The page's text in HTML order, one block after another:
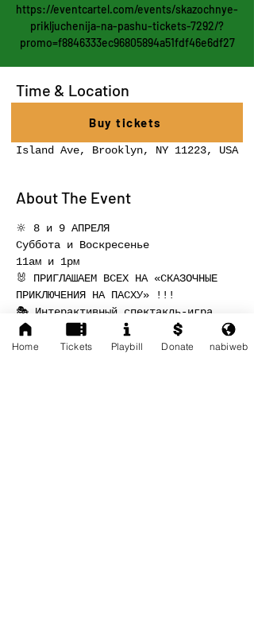
https://eventcartel.com/events/skazochnye-
prikljuchenija-na-pashu-tickets-7292/?
promo=f8846333ec96805894a51fdf46e6df27
Time & Location
Apr 09, 2023, 1:00 AM – 2:00 AM
Island Ave, Brooklyn, NY 11223, USA
About The Event
🔆 8 и 9 АПРЕЛЯ
Суббота и Воскресенье
11ам и 1рм
🐰 ПРИГЛАШАЕМ ВСЕХ НА «СКАЗОЧНЫЕ
ПРИКЛЮЧЕНИЯ НА ПАСХУ» !!!
🎭 Интерактивный спектакль-игра
(2+)
☀️Приглашаем наших дорогих зрителей
Buy tickets
Home Tickets Playbill Donate nabiweb